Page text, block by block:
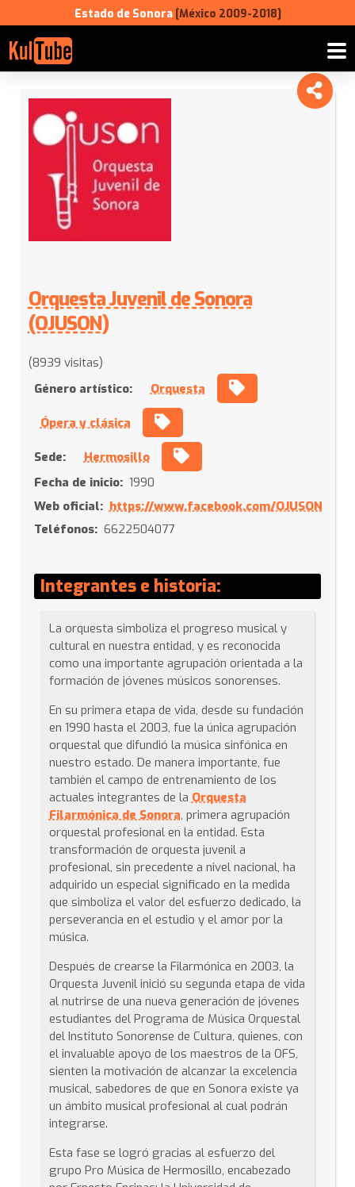
Estado de Sonora [México 2009-2018]
Orquesta Juvenil de Sonora
(OJUSON)
(8939 visitas)
Género artístico:
Orquesta
Ópera y clásica
Sede:
Hermosillo
Fecha de inicio: 1990
Web oficial: https://www.facebook.com/OJUSON
Teléfonos: 6622504077
Integrantes e historia:
La orquesta simboliza el progreso musical y
cultural en nuestra entidad, y es reconocida
como una importante agrupación orientada a la
formación de jóvenes músicos sonorenses.
En su primera etapa de vida, desde su fundación
en 1990 hasta el 2003, fue la única agrupación
orquestal que difundió la música sinfónica en
nuestro estado. De manera importante, fue
también el campo de entrenamiento de los
actuales integrantes de la Orquesta
Filarmónica de Sonora, primera agrupación
orquestal profesional en la entidad. Esta
transformación de orquesta juvenil a
profesional, sin precedente a nivel nacional, ha
adquirido un especial significado en la medida
que simboliza el valor del esfuerzo dedicado, la
perseverancia en el estudio y el amor por la
música.
Después de crearse la Filarmónica en 2003, la
Orquesta Juvenil inició su segunda etapa de vida
al nutrirse de una nueva generación de jóvenes
estudiantes del Programa de Música Orquestal
del Instituto Sonorense de Cultura, quienes, con
el invaluable apoyo de los maestros de la OFS,
sienten la motivación de alcanzar la excelencia
musical, sabedores de que en Sonora existe ya
un ámbito musical profesional al cual podrán
integrarse.
Esta fase se logró gracias al esfuerzo del
grupo Pro Música de Hermosillo, encabezado